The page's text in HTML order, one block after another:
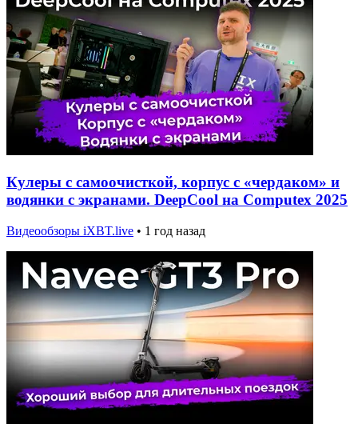
Кулеры с самоочисткой, корпус с «чердаком» и
водянки с экранами. DeepCool на Computex 2025
Видеообзоры iXBT.live • 1 год назад